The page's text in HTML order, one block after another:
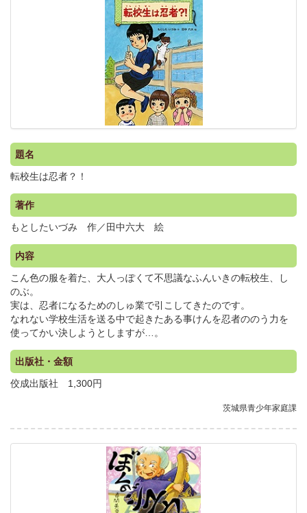
題名
転校生は忍者？！
著作
もとしたいづみ 作／田中六大 絵
内容
こん色の服を着た、大人っぽくて不思議なふんいきの転校生、し
のぶ。
実は、忍者になるためのしゅ業で引こしてきたのです。
なれない学校生活を送る中で起きたある事けんを忍者ののう力を
使ってかい決しようとしますが…。
出版社・金額
佼成出版社 1,300円
茨城県青少年家庭課